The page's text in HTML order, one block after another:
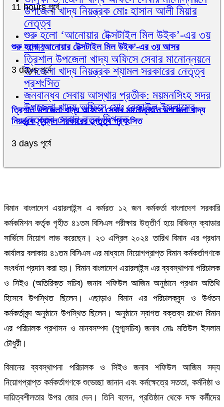
উপজেলা খাদ্য নিয়ন্ত্রক মোঃ হাসান আলী মিয়ার
নেতৃত্ব
শুরু হলো ‘আনোয়ার টেক্সটাইল মিল উইক’-এর ৩য়
আসর
ত্রিশাল উপজেলা খাদ্য অফিসে সেবার মানোন্নয়নে
উপজেলা খাদ্য নিয়ন্ত্রক শ্যামল সরকারের নেতৃত্ব
প্রশংসিত
জনবান্ধব সেবায় আস্থার প্রতীক: ময়মনসিংহ সদর
উপজেলা খাদ্য অফিসে মোঃ রেজাউল ইসলামের
নেতৃত্বে সেবার নতুন দিগন্ত
11 hours পূর্বে
শুরু হলো ‘আনোয়ার টেক্সটাইল মিল উইক’-এর ৩য় আসর
3 days পূর্বে
ত্রিশাল উপজেলা খাদ্য অফিসে সেবার মানোন্নয়নে উপজেলা খাদ্য
নিয়ন্ত্রক শ্যামল সরকারের নেতৃত্ব প্রশংসিত
3 days পূর্বে
বিমান বাংলাদেশ এয়ারলাইন্স এ কর্মরত ১২ জন কর্মকর্তা বাংলাদেশ সরকারি
কর্মকমিশন কর্তৃক গৃহীত ৪১তম বিসিএস পরীক্ষায় উত্তীর্ণ হয়ে বিভিন্ন ক্যাডার
সার্ভিসে নিয়োগ লাভ করেছেন। ২৩ এপ্রিল ২০২৪ তারিখ বিমান এর প্রধান
কার্যালয় বলাকায় ৪১তম বিসিএস এর মাধ্যমে নিয়োগপ্রাপ্ত বিমান কর্মকর্তাগণকে
সংবর্ধনা প্রদান করা হয়। বিমান বাংলাদেশ এয়ারলাইন্স এর ব্যবস্থাপনা পরিচালক
ও সিইও (অতিরিক্ত সচিব) জনাব শফিউল আজিম অনুষ্ঠানে প্রধান অতিথি
হিসেবে উপস্থিত ছিলেন। এছাড়াও বিমান এর পরিচালকবৃন্দ ও উর্ধতন
কর্মকর্তাবৃন্দ অনুষ্ঠানে উপস্থিত ছিলেন। অনুষ্ঠানে স্বাগত বক্তব্য রাখেন বিমান
এর পরিচালক প্রশাসন ও মানবসম্পদ (যুগ্মসচিব) জনাব মোঃ মতিউল ইসলাম
চৌধুরী।
বিমানের ব্যবস্থাপনা পরিচালক ও সিইও জনাব শফিউল আজিম সদ্য
নিয়োগপ্রাপ্ত কর্মকর্তাগণকে শুভেচ্ছা জানান এবং কর্মক্ষেত্রে সততা, কর্মনিষ্ঠা ও
দায়িত্বশীলতার উপর জোর দেন। তিনি বলেন, প্রতিষ্ঠান থেকে দক্ষ কর্মীদের